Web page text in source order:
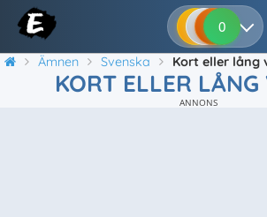
0 0 0
Ämnen Svenska Kort eller lång
KORT ELLER
ANNONS